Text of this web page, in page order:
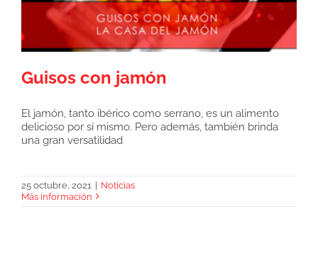
Guisos con jamón
El jamón, tanto ibérico como serrano, es un alimento
delicioso por sí mismo. Pero además, también brinda
una gran versatilidad
25 octubre, 2021
Noticias
Más información